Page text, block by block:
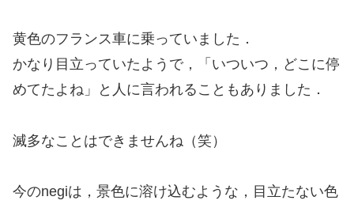
黄色のフランス車に乗っていました．
かなり目立っていたようで，「いついつ，どこに停
めてたよね」と人に言われることもありました．
滅多なことはできませんね（笑）
今のnegiは，景色に溶け込むような，目立たない色